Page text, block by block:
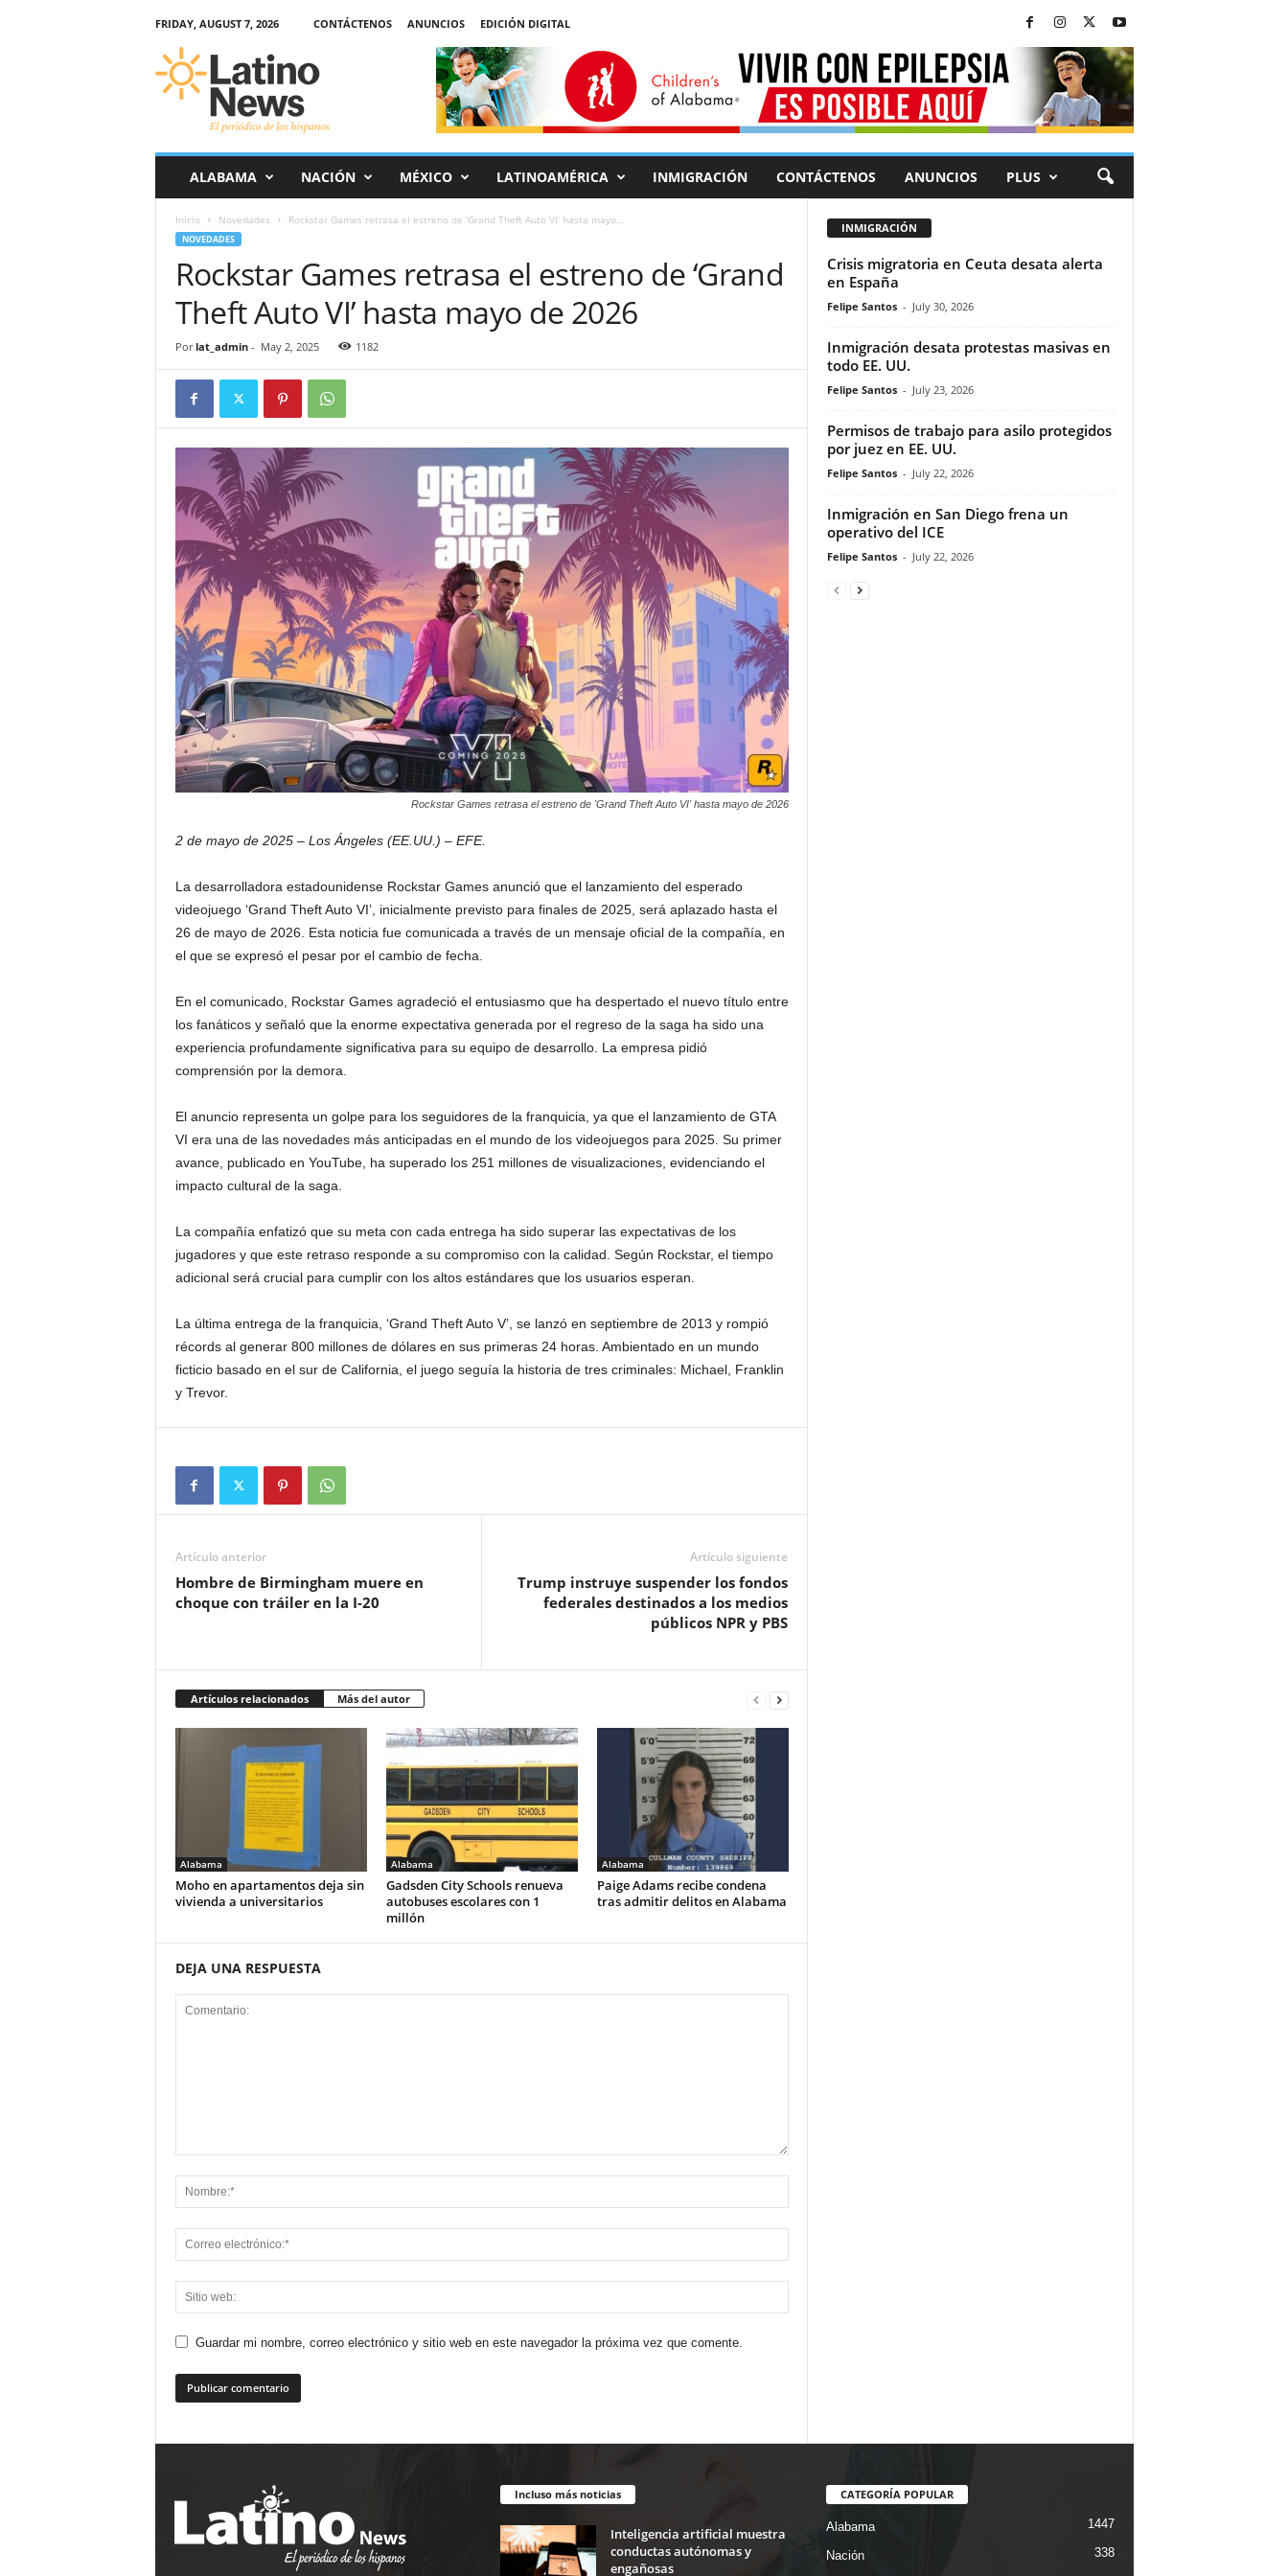
FRIDAY, AUGUST 7, 2026 CONTÁCTENOS ANUNCIOS
EDICIÓN DIGITAL
r
d
ALABAMA NACIÓN MÉXICO LATINOAMÉRICA INMIGRACIÓN CONTÁCTENOS ANUNCIOS PLUS
Inicio Novedades Rockstar Games retrasa el estreno de ‘Grand Theft Auto VI’ hasta mayo...
NOVEDADES
Rockstar Games retrasa el estreno de ‘Grand
Theft Auto VI’ hasta mayo de 2026
Por lat_admin- May 2, 2025 1182
Rockstar Games retrasa el estreno de 'Grand Theft Auto VI' hasta mayo de 2026
2 de mayo de 2025 – Los Ángeles (EE.UU.) – EFE.
La desarrolladora estadounidense Rockstar Games anunció que el lanzamiento del esperado
videojuego ‘Grand Theft Auto VI’, inicialmente previsto para finales de 2025, será aplazado hasta el
26 de mayo de 2026. Esta noticia fue comunicada a través de un mensaje oficial de la compañía, en
el que se expresó el pesar por el cambio de fecha.
En el comunicado, Rockstar Games agradeció el entusiasmo que ha despertado el nuevo título entre
los fanáticos y señaló que la enorme expectativa generada por el regreso de la saga ha sido una
experiencia profundamente significativa para su equipo de desarrollo. La empresa pidió
comprensión por la demora.
El anuncio representa un golpe para los seguidores de la franquicia, ya que el lanzamiento de GTA
VI era una de las novedades más anticipadas en el mundo de los videojuegos para 2025. Su primer
avance, publicado en YouTube, ha superado los 251 millones de visualizaciones, evidenciando el
impacto cultural de la saga.
La compañía enfatizó que su meta con cada entrega ha sido superar las expectativas de los
jugadores y que este retraso responde a su compromiso con la calidad. Según Rockstar, el tiempo
adicional será crucial para cumplir con los altos estándares que los usuarios esperan.
La última entrega de la franquicia, ‘Grand Theft Auto V’, se lanzó en septiembre de 2013 y rompió
récords al generar 800 millones de dólares en sus primeras 24 horas. Ambientado en un mundo
ficticio basado en el sur de California, el juego seguía la historia de tres criminales: Michael, Franklin
y Trevor.
Artículo anterior
Hombre de Birmingham muere en
choque con tráiler en la I-20
Artículo siguiente
Trump instruye suspender los fondos
federales destinados a los medios
públicos NPR y PBS
Artículos relacionados Más del autor
Alabama
Moho en apartamentos deja sin
vivienda a universitarios
Alabama
Gadsden City Schools renueva
autobuses escolares con 1
millón
Alabama
Paige Adams recibe condena
tras admitir delitos en Alabama
DEJA UNA RESPUESTA
Guardar mi nombre, correo electrónico y sitio web en este navegador la próxima vez que comente.
INMIGRACIÓN
Crisis migratoria en Ceuta desata alerta
en España
Felipe Santos - July 30, 2026
Inmigración desata protestas masivas en
todo EE. UU.
Felipe Santos - July 23, 2026
Permisos de trabajo para asilo protegidos
por juez en EE. UU.
Felipe Santos - July 22, 2026
Inmigración en San Diego frena un
operativo del ICE
Felipe Santos - July 22, 2026
Incluso más noticias
Inteligencia artificial muestra
conductas autónomas y
engañosas
CATEGORÍA POPULAR
Alabama 1447
Nación
338